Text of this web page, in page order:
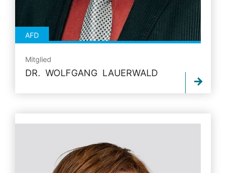
AFD
Mitglied
DR. WOLFGANG LAUERWALD